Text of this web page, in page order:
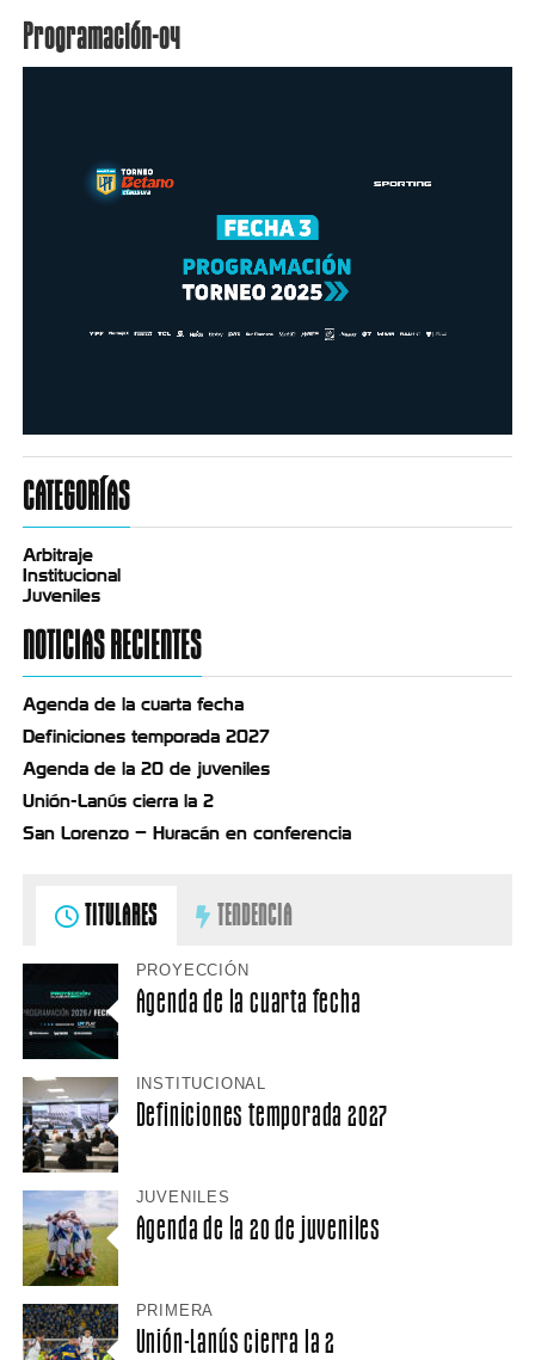
Programación-04
CATEGORÍAS
Arbitraje
Institucional
Juveniles
NOTICIAS RECIENTES
Agenda de la cuarta fecha
Definiciones temporada 2027
Agenda de la 20 de juveniles
Unión-Lanús cierra la 2
San Lorenzo – Huracán en conferencia
TITULARES TENDENCIA
PROYECCIÓN
Agenda de la cuarta fecha
INSTITUCIONAL
Definiciones temporada 2027
JUVENILES
Agenda de la 20 de juveniles
PRIMERA
Unión-Lanús cierra la 2